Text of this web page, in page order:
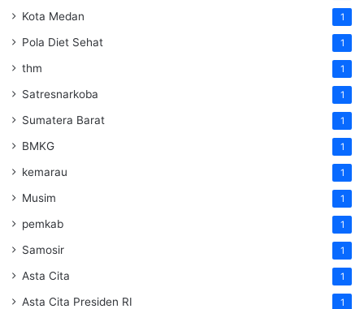
Kota Medan 1
Pola Diet Sehat 1
thm 1
Satresnarkoba 1
Sumatera Barat 1
BMKG 1
kemarau 1
Musim 1
pemkab 1
Samosir 1
Asta Cita 1
Asta Cita Presiden RI 1